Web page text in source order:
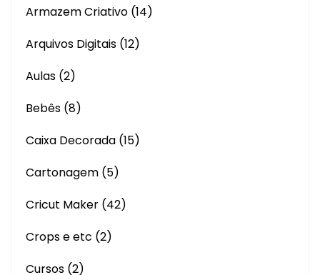
Armazem Criativo (14)
Arquivos Digitais (12)
Aulas (2)
Bebês (8)
Caixa Decorada (15)
Cartonagem (5)
Cricut Maker (42)
Crops e etc (2)
Cursos (2)